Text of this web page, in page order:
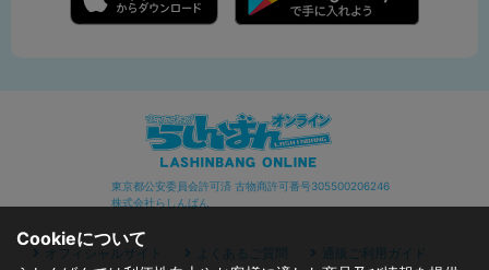
東京都公安委員会許可済 古物商許可番号305500206246
株式会社らしんばん
オフィシャルサイト よくあるご質問 通販ご利用ガイド
Cookieについて